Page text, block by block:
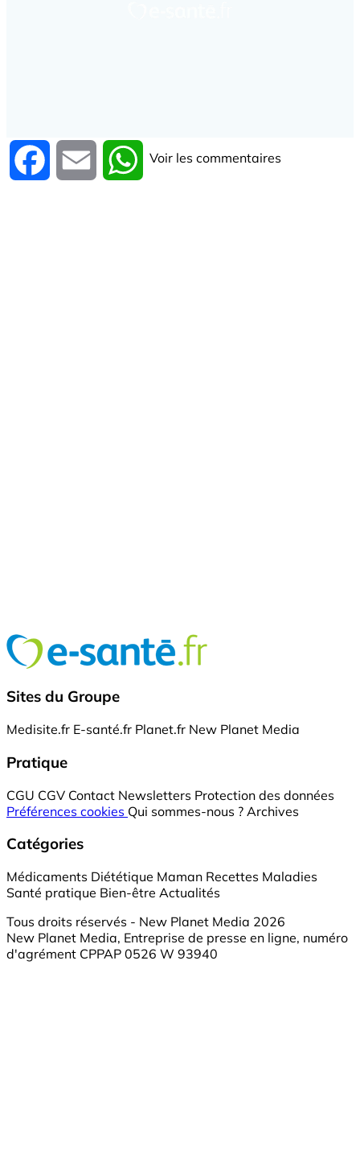
Facebook Email WhatsApp
Voir les commentaires
Sites du Groupe
Medisite.fr E-santé.fr Planet.fr New Planet Media
Pratique
CGU CGV Contact Newsletters Protection des données
Préférences cookies Qui sommes-nous ? Archives
Catégories
Médicaments Diététique Maman Recettes Maladies
Santé pratique Bien-être Actualités
Tous droits réservés - New Planet Media 2026
New Planet Media, Entreprise de presse en ligne, numéro
d'agrément CPPAP 0526 W 93940